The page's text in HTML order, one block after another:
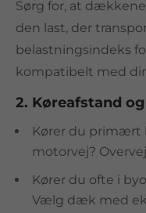
Sørg for, at
den last, der
belastningsindeks
kompatibelt med
2. Køreafstand
Kører du primært
motorvej?
Kører du ofte i
Vælg dæk med